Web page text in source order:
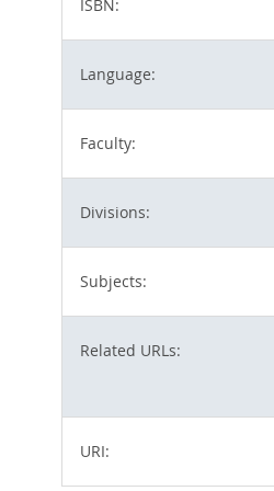
ISBN:
Language:
Faculty:
Divisions:
Subjects:
Related URLs:
URI: